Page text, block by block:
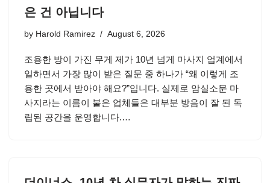
은 건 아닙니다
by Harold Ramirez August 6, 2026
조용한 방이 가진 무게 제가 10년 넘게 마사지 업계에서
일하면서 가장 많이 받은 질문 중 하나가 “왜 이렇게 조
용한 곳에서 받아야 해요?”입니다. 실제로 암실소문 마
사지라는 이름이 붙은 업체들은 대부분 방음이 잘 된 독
립된 공간을 운영합니다.…